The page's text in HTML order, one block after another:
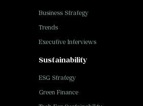
Business Strategy
Trends
Executive Interviews
Sustainability
ESG Strategy
Green Finance